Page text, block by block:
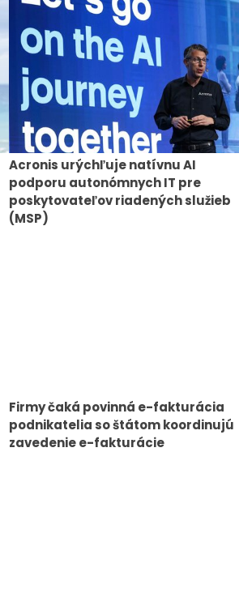
Acronis urýchľuje natívnu AI
podporu autonómnych IT pre
poskytovateľov riadených služieb
(MSP)
Firmy čaká povinná e-fakturácia
podnikatelia so štátom koordinujú
zavedenie e-fakturácie